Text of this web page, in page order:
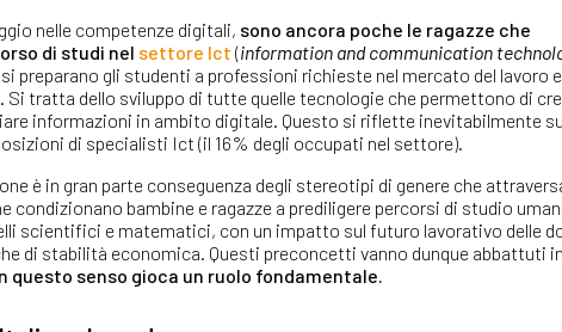
nelle competenze digitali, sono ancora poche le ragazze che
di studi nel settore Ict (information and communication
preparano gli studenti a professioni richieste nel mercato del lavoro
tratta dello sviluppo di tutte quelle tecnologie che permettono di
informazioni in ambito digitale. Questo si riflette inevitabilmente
di specialisti Ict (il 16% degli occupati nel settore).
è in gran parte conseguenza degli stereotipi di genere che
condizionano bambine e ragazze a prediligere percorsi di studio
scientifici e matematici, con un impatto sul futuro lavorativo delle
di stabilità economica. Questi preconcetti vanno dunque abbattuti
questo senso gioca un ruolo fondamentale.